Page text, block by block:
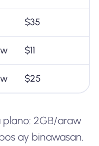
$35
$11
$25
2GB/araw
ay binawasan.